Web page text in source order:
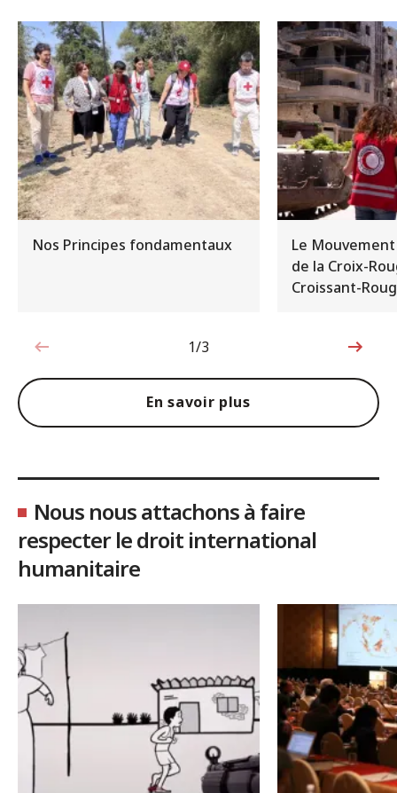
Nos Principes fondamentaux
Le
de la Croix-
Croissant-
1sur3
1/3
En savoir plus
Nous nous attachons à faire
respecter le droit international
humanitaire